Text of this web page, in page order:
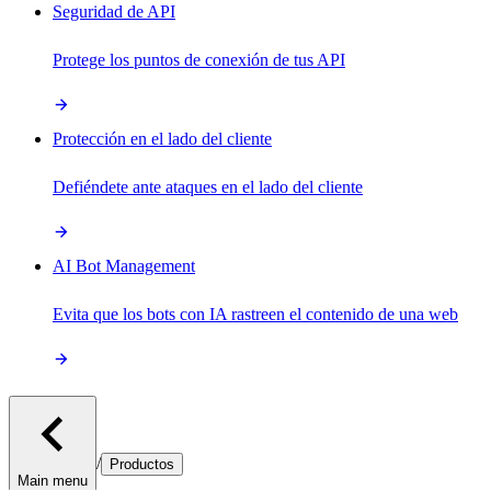
Seguridad de API
Protege los puntos de conexión de tus API
Protección en el lado del cliente
Defiéndete ante ataques en el lado del cliente
AI Bot Management
Evita que los bots con IA rastreen el contenido de una web
Main menu
/ Productos